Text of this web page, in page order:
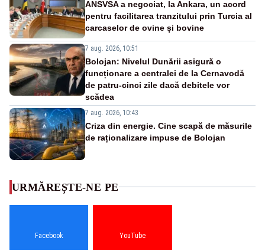
ANSVSA a negociat, la Ankara, un acord
pentru facilitarea tranzitului prin Turcia al
carcaselor de ovine și bovine
7 aug. 2026, 10:51
Bolojan: Nivelul Dunării asigură o
funcționare a centralei de la Cernavodă
de patru-cinci zile dacă debitele vor
scădea
7 aug. 2026, 10:43
Criza din energie. Cine scapă de măsurile
de raționalizare impuse de Bolojan
URMĂREȘTE-NE PE
Facebook YouTube